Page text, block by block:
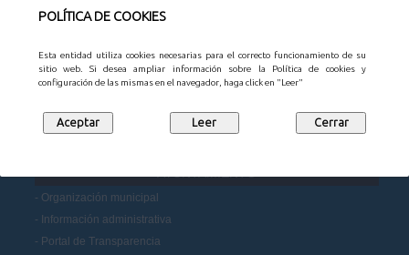
POLÍTICA DE COOKIES
Esta entidad utiliza cookies necesarias para el correcto funcionamiento de su
sitio web. Si desea ampliar información sobre la Política de cookies y
configuración de las mismas en el navegador, haga click en "Leer"
AYUNTAMIENTO
Organización municipal
Información administrativa
Portal de Transparencia